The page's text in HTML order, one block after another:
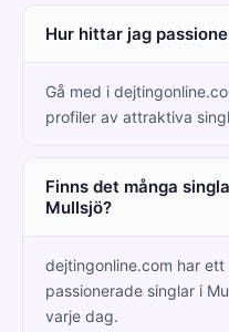
Hur hittar jag
Gå med i
profiler av attraktiva
Finns det många
Mullsjö?
dejtingonline.com har
passionerade singlar i
varje dag.